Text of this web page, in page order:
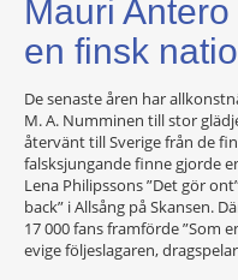
Mauri
en finsk
De senaste åren har
M. A. Numminen till stor
återvänt till Sverige från de
falsksjungande finne gjorde
Lena Philipssons ”Det gör
back” i Allsång på Skansen.
17 000 fans framförde ”Som
evige följeslagaren,